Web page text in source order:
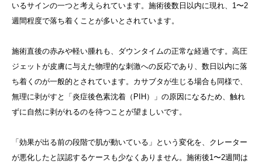
いるサインの一つと考えられています。施術後数日以内に現れ、1〜2
週間程度で落ち着くことが多いとされています。
施術直後の赤みや軽い腫れも、ダウンタイムの正常な経過です。高圧
ジェットが皮膚に与えた物理的な刺激への反応であり、数日以内に落
ち着くのが一般的とされています。カサブタが生じる場合も同様で、
無理に剥がすと「炎症後色素沈着（PIH）」の原因になるため、触れ
ずに自然に剥がれるのを待つことが望ましいです。
「効果が出る前の段階で肌が動いている」という変化を、クレーター
が悪化したと誤認するケースも少なくありません。施術後1〜2週間は